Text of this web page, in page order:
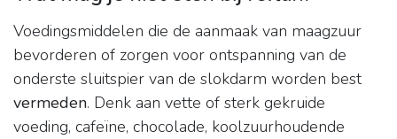
Voedingsmiddelen die de aanmaak van maagzuur
bevorderen of zorgen voor ontspanning van de
onderste sluitspier van de slokdarm worden best
vermeden. Denk aan vette of sterk gekruide
voeding, cafeïne, chocolade, koolzuurhoudende